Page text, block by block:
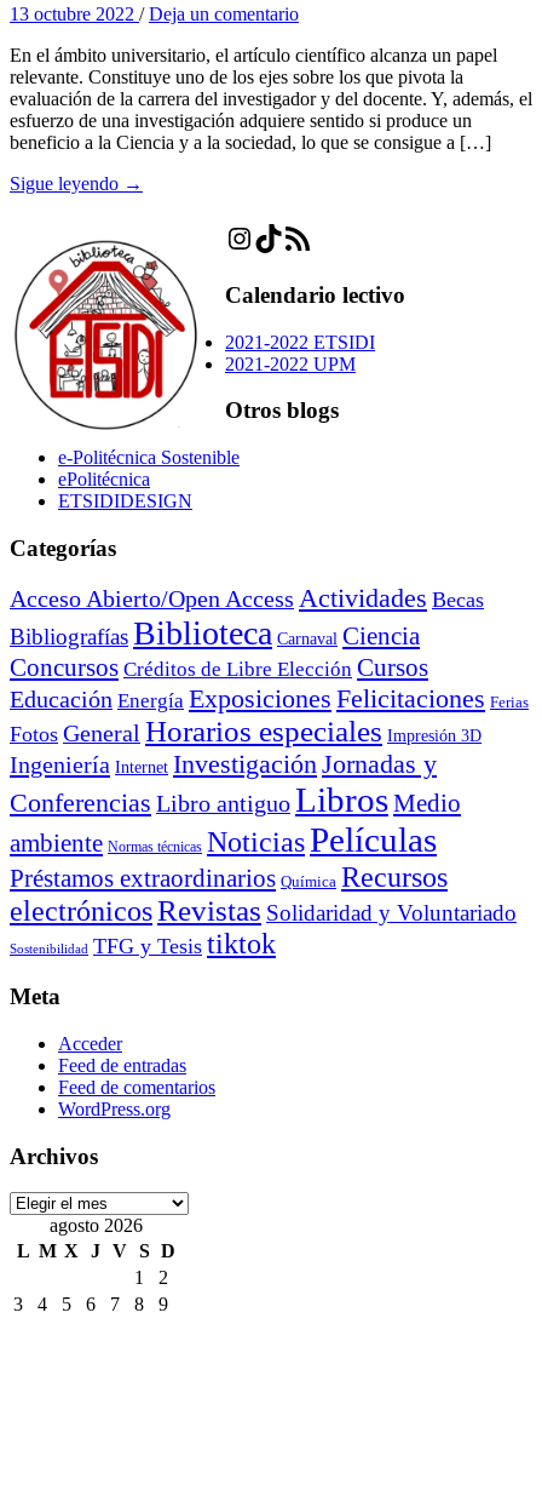
13 octubre 2022 /Deja un comentario
En el ámbito universitario, el artículo científico alcanza un papel
relevante. Constituye uno de los ejes sobre los que pivota la
evaluación de la carrera del investigador y del docente. Y, además, el
esfuerzo de una investigación adquiere sentido si produce un
beneficio a la Ciencia y a la sociedad, lo que se consigue a […]
Sigue leyendo →
Instagram
TikTok
Feed RSS
Calendario lectivo
2021-2022 ETSIDI
2021-2022 UPM
Otros blogs
e-Politécnica Sostenible
ePolitécnica
ETSIDIDESIGN
Categorías
Acceso Abierto/Open Access Actividades Becas
BibliografíasBiblioteca Carnaval Ciencia
Concursos Créditos de Libre Elección Cursos
Educación Energía Exposiciones Felicitaciones Ferias
Fotos General Horarios especiales Impresión 3D
Ingeniería Internet InvestigaciónJornadas y
Conferencias Libro antiguoLibrosMedio
ambiente Normas técnicas NoticiasPelículas
Préstamos extraordinarios Química Recursos
electrónicosRevistas Solidaridad y Voluntariado
Sostenibilidad TFG y Tesis tiktok
Meta
Acceder
Feed de entradas
Feed de comentarios
WordPress.org
Archivos
Archivos
agosto 2026
L M X J V S D
1
2
3
4 5 6 7 8
9